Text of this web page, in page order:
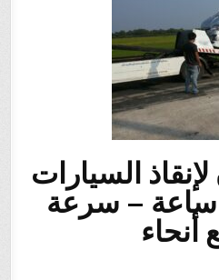
السيارات
الأقصر 24 ساعة – سرعة